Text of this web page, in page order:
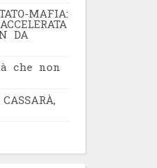
MAFIA:
DA
che non